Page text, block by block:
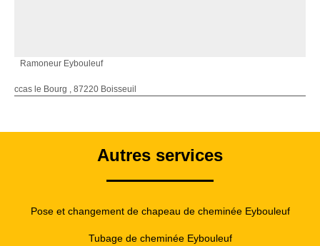
Ramoneur Eybouleuf
ccas le Bourg , 87220 Boisseuil
Autres services
Pose et changement de chapeau de cheminée Eybouleuf
Tubage de cheminée Eybouleuf